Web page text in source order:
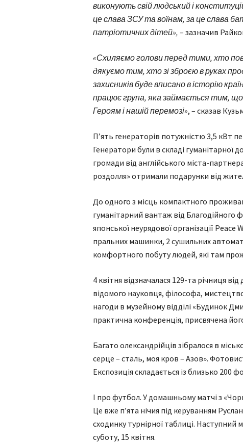
виконують свій людський і
це слава ЗСУ та воїнам, за це слава
патріотичних дітей», – зазначив
«Схиляємо голови перед тими, хто
дякуємо тим, хто зі зброєю в руках
захисників буде вписано в історію
працює група, яка займається тим,
Героям і нашій перемозі», – сказав
П’ять генераторів потужністю 3,5 кВт
Генератори були в складі гуманітарної
громади від англійського міста-
роздолля» отримали подарунки від
До одного з місць компактного
гуманітарний вантаж від Благодійного
японської неурядової організації
пральних машинки, 2 сушильних
комфортного побуту людей, які там
4 квітня відзначалася 129-та річниця
відомого науковця, філософа,
нагоди в музейному відділі «Будинок
практична конференція, присвячена
Багато олександрійців зібралося в
серце – сталь, моя кров – Азов».
Експозиція складається із близько 200
І про футбол. У домашньому матчі з
Це вже п’ята нічия під керуванням
сходинку турнірної таблиці. Наступний
суботу, 15 квітня.